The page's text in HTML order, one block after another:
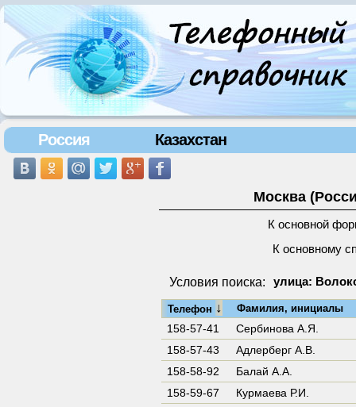
Россия Казахстан
Москва
К основной
К основному
Условия поиска: улица:
Телефон ↓ Фамилия, инициалы
158-57-41
Сербинова А.Я.
158-57-43
Адлерберг А.В.
158-58-92
Балай А.А.
158-59-67
Курмаева Р.И.